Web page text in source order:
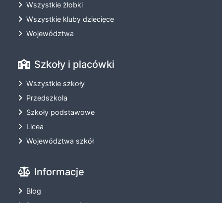
Wszystkie żłobki
Wszystkie kluby dziecięce
Województwa
Szkoły i placówki
Wszystkie szkoły
Przedszkola
Szkoły podstawowe
Licea
Województwa szkół
Informacje
Blog